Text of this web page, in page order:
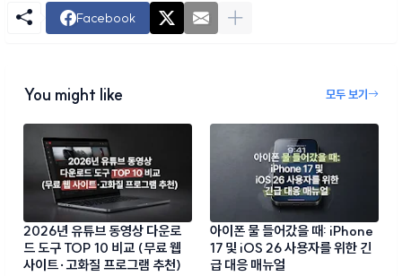
Facebook
You might like 모두 보기
2026년 유튜브 동영상 다운로
드 도구 TOP 10 비교 (무료 웹
사이트·고화질 프로그램 추천)
아이폰 물 들어갔을 때: iPhone
17 및 iOS 26 사용자를 위한 긴
급 대응 매뉴얼